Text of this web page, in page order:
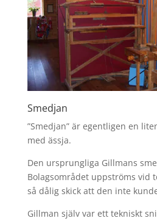
Smedjan
”Smedjan” är egentligen en
med ässja.
Den ursprungliga Gillmans
Bolagsområdet uppströms vid
så dålig skick att den inte
Gillman själv var ett tekniskt